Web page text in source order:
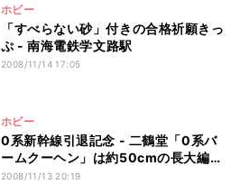
ホビー
「すべらない砂」付きの合格祈願きっ
ぷ - 南海電鉄学文路駅
2008/11/14 17:05
ホビー
0系新幹線引退記念 - 二鶴堂「0系バ
ームクーヘン」は約50cmの長大編
成!?
2008/11/13 20:19